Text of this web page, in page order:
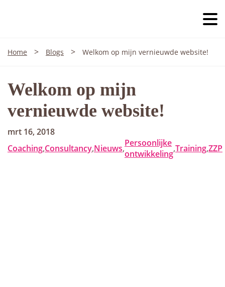
Home > Blogs > Welkom op mijn vernieuwde website!
Welkom op mijn
vernieuwde website!
mrt 16, 2018
Coaching,Consultancy,Nieuws,Persoonlijke
ontwikkeling,Training,ZZP